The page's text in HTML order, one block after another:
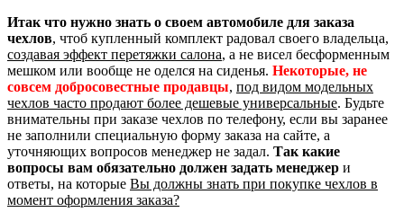
Итак что нужно знать о своем автомобиле для заказа
чехлов, чтоб купленный комплект радовал своего владельца,
создавая эффект перетяжки салона, а не висел бесформенным
мешком или вообще не оделся на сиденья. Некоторые, не
совсем добросовестные продавцы, под видом модельных
чехлов часто продают более дешевые универсальные. Будьте
внимательны при заказе чехлов по телефону, если вы заранее
не заполнили специальную форму заказа на сайте, а
уточняющих вопросов менеджер не задал. Так какие
вопросы вам обязательно должен задать менеджер и
ответы, на которые Вы должны знать при покупке чехлов в
момент оформления заказа?